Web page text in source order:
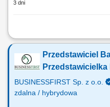
3 dni
Aktywne pozyskiwanie klientów i
odpowiednich rozwiązań
bankowych, w tym funduszy
Przedstawiciel
BUSINESSFIRST Sp. z o.o.
zdalna / hybrydowa